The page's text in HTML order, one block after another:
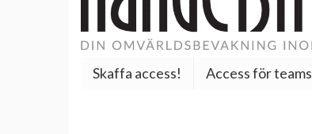
Skaffa access! Access för teams